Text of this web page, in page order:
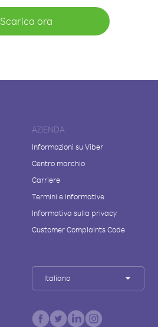
Scarica ora
AZIENDA
Informazioni su Viber
Centro marchio
Carriere
Termini e informative
Informativa sulla privacy
Customer Complaints Code
Italiano